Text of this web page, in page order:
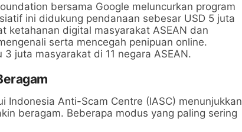
bersama Google meluncurkan program
ini didukung pendanaan sebesar USD 5 juta
ketahanan digital masyarakat ASEAN dan
serta mencegah penipuan online.
juta masyarakat di 11 negara ASEAN.
Indonesia Anti-Scam Centre (IASC) menunjukkan
beragam. Beberapa modus yang paling sering